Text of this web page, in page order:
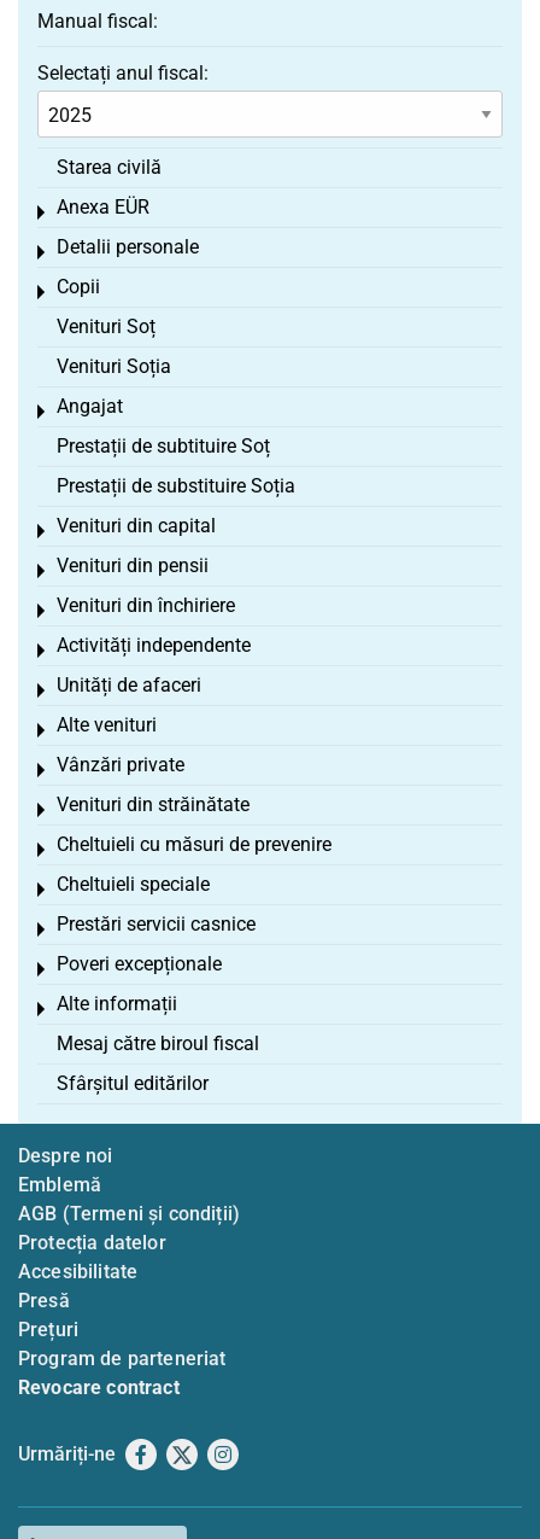
Manual fiscal:
Selectați anul fiscal:
Starea civilă
Anexa EÜR
Toggle menu
Detalii personale
Toggle menu
Copii
Toggle menu
Venituri Soț
Venituri Soția
Angajat
Toggle menu
Prestații de subtituire Soț
Prestații de substituire Soția
Venituri din capital
Toggle menu
Venituri din pensii
Toggle menu
Venituri din închiriere
Toggle menu
Activități independente
Toggle menu
Unități de afaceri
Toggle menu
Alte venituri
Toggle menu
Vânzări private
Toggle menu
Venituri din străinătate
Toggle menu
Cheltuieli cu măsuri de prevenire
Toggle menu
Cheltuieli speciale
Toggle menu
Prestări servicii casnice
Toggle menu
Poveri excepționale
Toggle menu
Alte informații
Toggle menu
Mesaj către biroul fiscal
Sfârșitul editărilor
Despre noi
Emblemă
AGB (Termeni și condiții)
Protecția datelor
Accesibilitate
Presă
Prețuri
Program de parteneriat
Revocare contract
Urmăriți-ne Facebook
X Instagram